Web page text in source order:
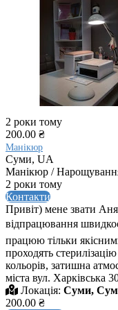
2 роки тому
200.00 ₴
Манікюр
Суми, UA
Манікюр / Нарощування
2 роки тому
Контакти
Привіт) мене звати
відпрацювання
працюю тільки
проходять
кольорів, затишна
міста вул. Харківська
Локація: Суми,
200.00 ₴